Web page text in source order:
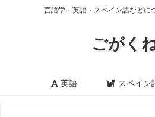
言語学・英語・スペイン語などに
ごがく
英語 スペイン